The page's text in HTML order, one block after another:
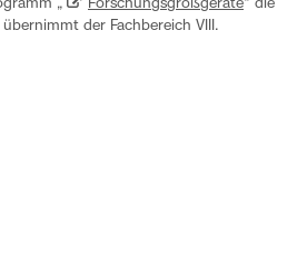
„ Forschungsgroßgeräte“ die
der Fachbereich VIII.